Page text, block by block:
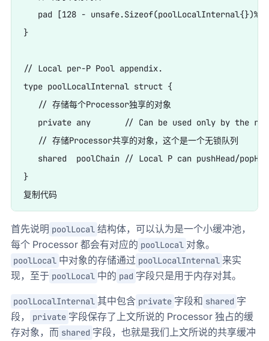
pad [128 -
}
// Local per-P Pool appendix.
type poolLocalInternal struct {
   // 存储每个Processor独享的对象
private any       // Can be used only by the
   // 存储Processor共享的对象，这个是一个无锁队列
shared  poolChain // Local P can pushHead/
}
首先说明 poolLocal 结构体，可以认为是一个小缓冲池，
每个 Processor 都会有对应的 poolLocal 对象。
poolLocal 中对象的存储通过 poolLocalInternal 来实
现，至于 poolLocal 中的 pad 字段只是用于内存对其。
poolLocalInternal 其中包含 private 字段和 shared 字
段，
private 字段保存了上文所说的 Processor 独占的缓
存对象，而 shared 字段，也就是我们上文所说的共享缓冲